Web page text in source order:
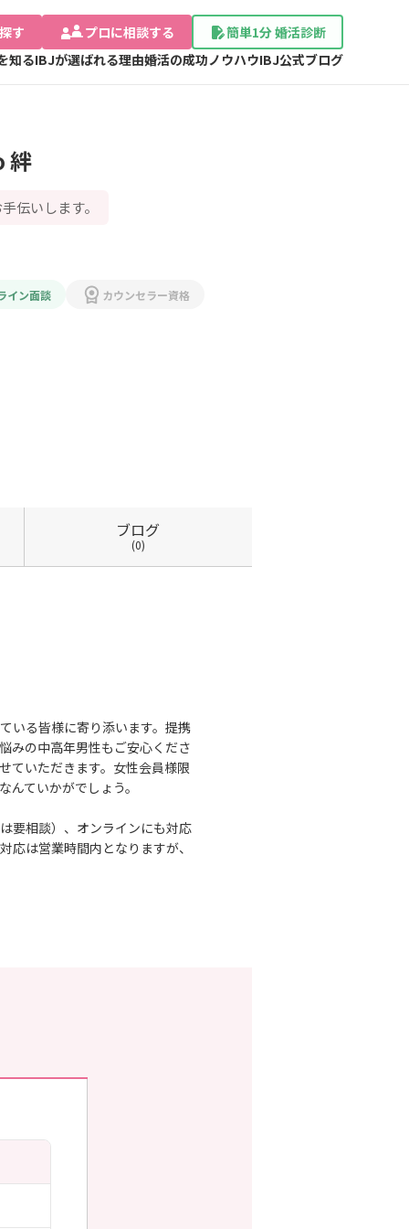
す プロに相談する
簡単1分 婚活診断
知るIBJが選ばれる理由婚活の成功ノウハウIBJ公式ブログ
絆
伝いします。
イン面談 カウンセラー資格
ブログ
(0)
いる皆様に寄り添います。提携
みの中高年男性もご安心くださ
ていただきます。女性会員様限
ていかがでしょう。
要相談）、オンラインにも対応
は営業時間内となりますが、